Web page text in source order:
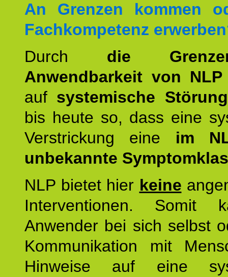
An Grenzen kommen
Fachkompetenz
Durch die
Anwendbarkeit von NLP
auf systemische
bis heute so, dass eine
Verstrickung eine im
unbekannte
NLP bietet hier keine
Interventionen. Somit
Anwender bei sich selbst
Kommunikation mit
Hinweise auf eine